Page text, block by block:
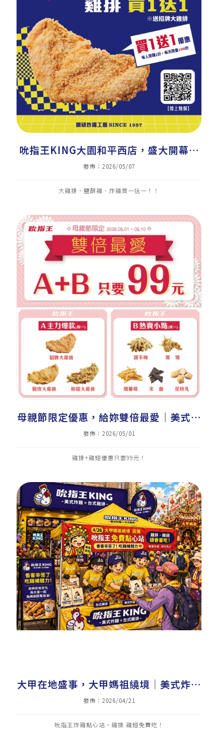
吮指王KING大園和平西店，盛大開幕｜
美式炸雞加盟｜炸雞店加盟｜雞排加盟｜
發佈：2026/05/07
大雞排、鹽酥雞、炸雞買一送一！！
母親節限定優惠，給妳雙倍最愛｜美式炸
雞加盟｜炸雞店加盟｜雞排加盟｜小吃加
發佈：2026/05/01
雞排+雞翅優惠只要99元！
大甲在地盛事，大甲媽祖繞境｜美式炸雞
加盟｜炸雞店加盟｜雞排加盟｜小吃加盟
發佈：2026/04/21
吮指王炸雞點心站，雞排.雞翅免費吃！